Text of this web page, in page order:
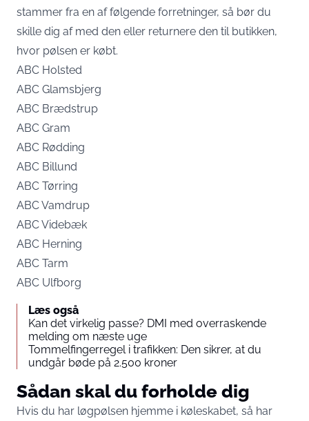
stammer fra en af følgende forretninger, så bør du
skille dig af med den eller returnere den til butikken,
hvor pølsen er købt.
ABC Holsted
ABC Glamsbjerg
ABC Brædstrup
ABC Gram
ABC Rødding
ABC Billund
ABC Tørring
ABC Vamdrup
ABC Videbæk
ABC Herning
ABC Tarm
ABC Ulfborg
Læs også
Kan det virkelig passe? DMI med overraskende
melding om næste uge
Tommelfingerregel i trafikken: Den sikrer, at du
undgår bøde på 2.500 kroner
Sådan skal du forholde dig
Hvis du har løgpølsen hjemme i køleskabet, så har